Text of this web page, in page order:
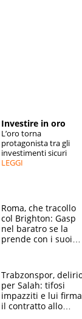
Investire in oro
L’oro torna
protagonista tra gli
investimenti sicuri
LEGGI
Roma, che tracollo
col Brighton: Gasp
nel baratro se la
prende con i suoi
Trabzonspor,
per Salah: tifosi
impazziti e lui firma
il contratto allo